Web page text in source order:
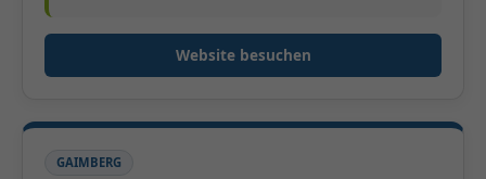
Website besuchen
GAIMBERG